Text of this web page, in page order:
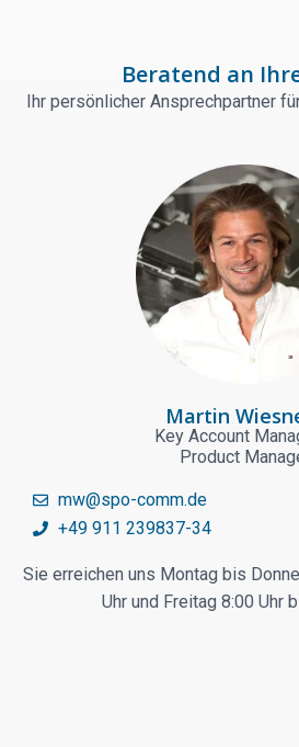
Beratend an
Ihr persönlicher Ansprechpartner
Martin
Key Account
Product
mw@spo-comm.de
+49 911 239837-34
Sie erreichen uns Montag bis
Uhr und Freitag 8:00 Uhr